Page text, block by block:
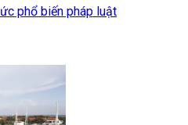
phổ biến pháp luật